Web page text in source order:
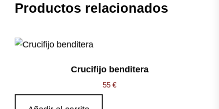
Productos relacionados
Crucifijo benditera
55 €